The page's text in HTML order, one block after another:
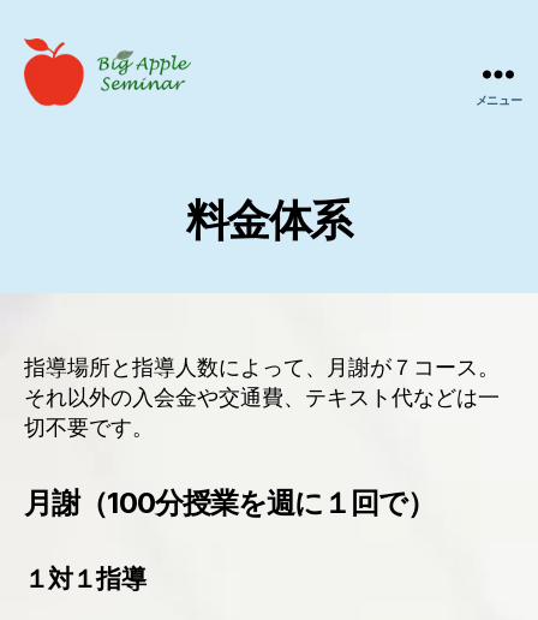
メニュー
料金体系
指導場所と指導人数によって、月謝が７コース。
それ以外の入会金や交通費、テキスト代などは一
切不要です。
月謝（100分授業を週に１回で）
１対１指導